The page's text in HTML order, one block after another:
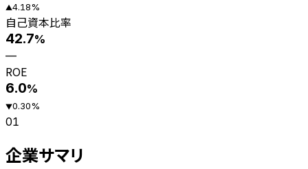
▲4.18%
自己資本比率
42.7%
—
ROE
6.0%
▼0.30%
01
企業サマリ